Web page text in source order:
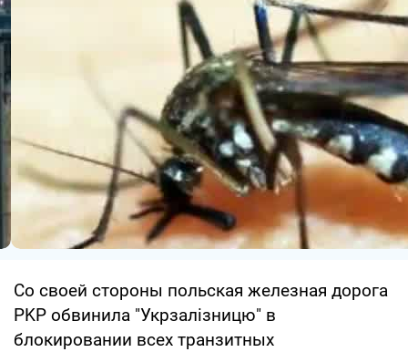
Со своей стороны польская железная дорога
PKP обвинила "Укрзалізницю" в
блокировании всех транзитных